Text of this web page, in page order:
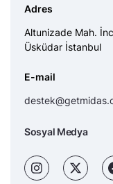
Adres
Altunizade Mah.
Üsküdar İstanbul
E-mail
Sosyal Medya